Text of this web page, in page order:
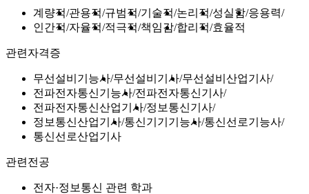
계량적 관용적 규범적 기술적 논리적 성실함 응용력
인간적 자율적 적극적 책임감 합리적 효율적
관련자격증
무선설비기능사 무선설비기사 무선설비산업기사
전파전자통신기능사 전파전자통신기사
전파전자통신산업기사 정보통신기사
정보통신산업기사 통신기기기능사 통신선로기능사
통신선로산업기사
관련전공
전자·정보통신 관련 학과